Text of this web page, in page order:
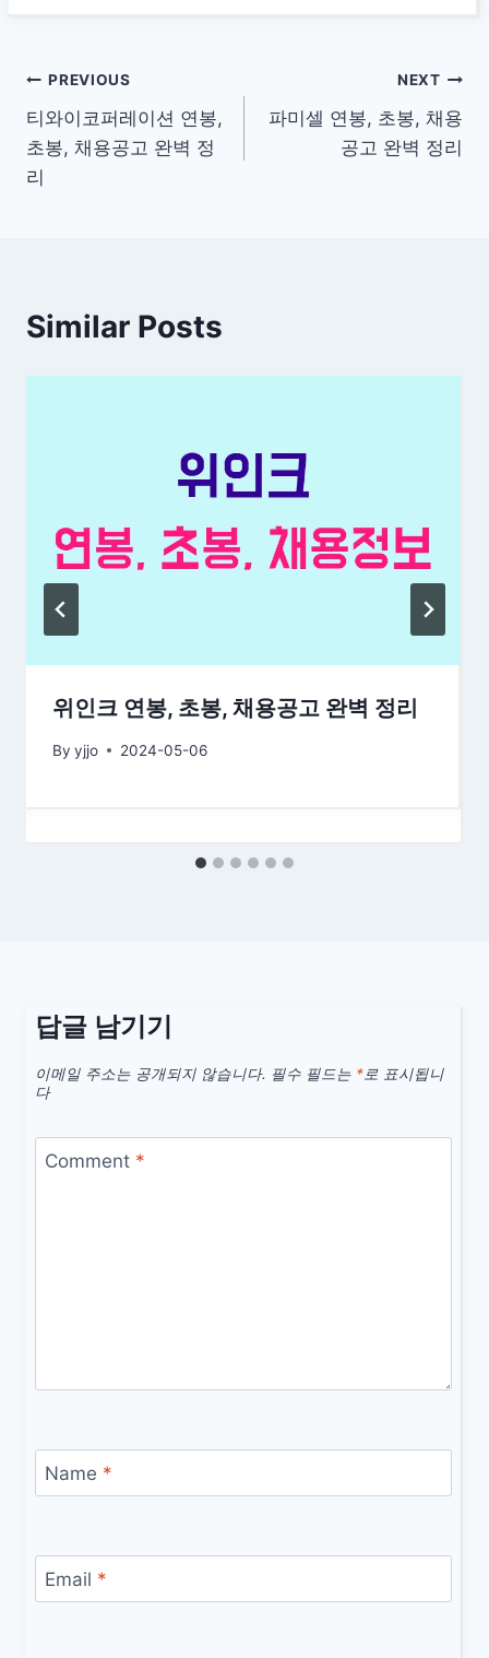
글
탐
색
PREVIOUS
티와이코퍼레이션 연봉,
초봉, 채용공고 완벽 정
리
NEXT
파미셀 연봉, 초봉, 채용
공고 완벽 정리
Similar Posts
위인크 연봉, 초봉, 채용공고 완벽 정리
By yjjo 2024-05-06
답글 남기기
이메일 주소는 공개되지 않습니다. 필수 필드는 *로 표시됩니
다
Comment *
Name *
Email *